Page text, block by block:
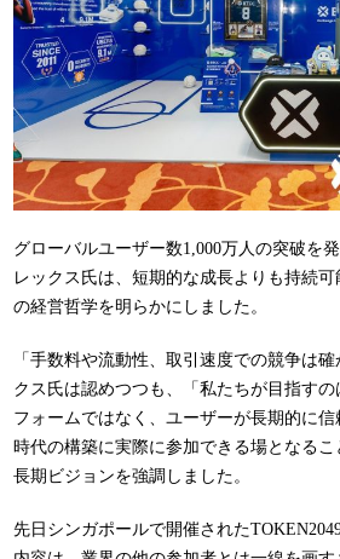
グローバルユーザー数1,000万人の突破を
レックス氏は、短期的な成長よりも持続
の経営哲学を明らかにしました。
「手数料や流動性、取引速度での競争は
クス氏は認めつつも、「私たちが目指す
フォームではなく、ユーザーが長期的に
時代の構築に実際に参加できる場となる
長期ビジョンを強調しました。
先日シンガポールで開催された